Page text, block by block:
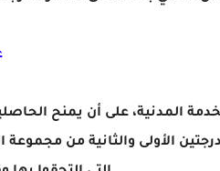
الأولى والثانية من مجموعة